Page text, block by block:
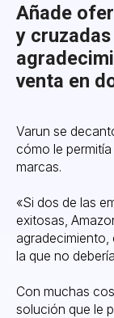
Añade
y
venta en
Varun se
cómo le
marcas.
«Si dos de las
exitosas,
agradecimiento,
la que no
Con muchas
solución que le